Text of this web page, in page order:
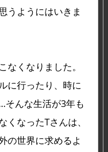
うようにはいきま
なくなりました。
に行ったり、時に
そんな生活が3年も
くなったTさんは、
の世界に求めるよ